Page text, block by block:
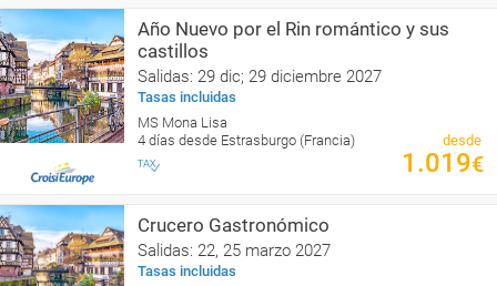
Año Nuevo por el Rin romántico y sus
castillos
Salidas: 29 dic; 29 diciembre 2027
Tasas incluidas
MS Mona Lisa
4 días desde Estrasburgo (Francia)
desde
1.019€
Crucero Gastronómico
Salidas: 22, 25 marzo 2027
Tasas incluidas